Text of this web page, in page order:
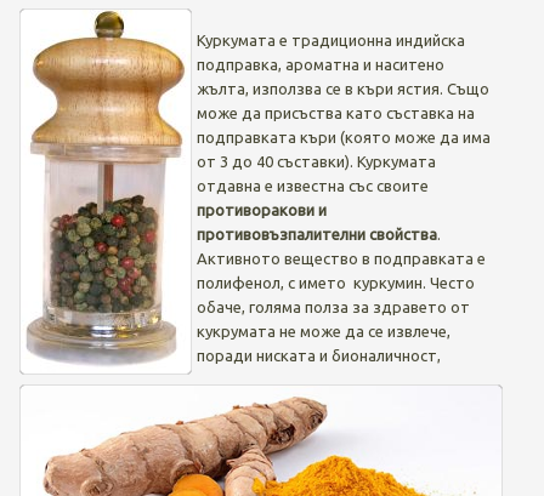
Куркумата е традиционна индийска
подправка, ароматна и наситено
жълта, използва се в къри ястия. Също
може да присъства като съставка на
подправката къри (която може да има
от 3 до 40 съставки). Куркумата
отдавна е известна със своите
противоракови и
противовъзпалителни свойства.
Активното вещество в подправката е
полифенол, с името куркумин. Често
обаче, голяма полза за здравето от
кукрумата не може да се извлече,
поради ниската и бионаличност,